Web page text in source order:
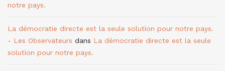
notre pays.
La démocratie directe est la seule solution pour notre pays.
- Les Observateurs dans La démocratie directe est la seule
solution pour notre pays.